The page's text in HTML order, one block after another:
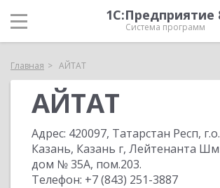
1С:Предприятие
Система программ
Главная АЙТАТ
АЙТАТ
Адрес: 420097, Татарстан Респ,
Казань, Казань г, Лейтенанта
дом № 35А, пом.203.
Телефон: +7 (843) 251-3887